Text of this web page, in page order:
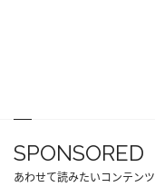
SPONSORED
あわせて読みたいコンテンツ